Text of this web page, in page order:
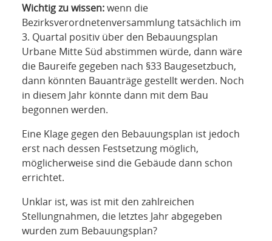
Wichtig zu wissen:wenn die
Bezirksverordnetenversammlung tatsächlich im
3. Quartal positiv über den Bebauungsplan
Urbane Mitte Süd abstimmen würde, dann wäre
die Baureife gegeben nach §33 Baugesetzbuch,
dann könnten Bauanträge gestellt werden. Noch
in diesem Jahr könnte dann mit dem Bau
begonnen werden.
Eine Klage gegen den Bebauungsplan ist jedoch
erst nach dessen Festsetzung möglich,
möglicherweise sind die Gebäude dann schon
errichtet.
Unklar ist, was ist mit den zahlreichen
Stellungnahmen, die letztes Jahr abgegeben
wurden zum Bebauungsplan?